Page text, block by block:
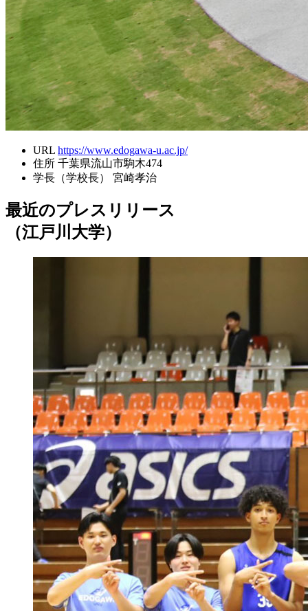
URL https://www.edogawa-u.ac.jp/
住所 千葉県流山市駒木474
学長（学校長）
宮崎孝治
最近のプレスリリース
（江戸川大学）